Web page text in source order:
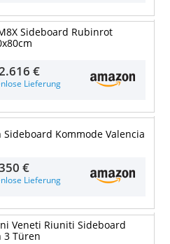
Sideboard Rubinrot
€
Lieferung
Sideboard Kommode Valencia
€
Lieferung
Veneti Riuniti Sideboard
3 Türen